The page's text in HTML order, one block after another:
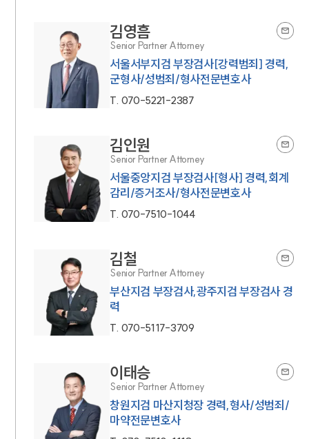
김영흠
Senior Partner Attorney
서울서부지검 부장검사[강력범죄] 경력,
군형사/성범죄/형사전문변호사
T. 070-5221-2387
김인원
Senior Partner Attorney
서울중앙지검 부장검사[형사] 경력,회계
감리/증거조사/형사전문변호사
T. 070-7510-1044
김철
Senior Partner Attorney
부산지검 부장검사,광주지검 부장검사 경
력
T. 070-5117-3709
이태승
Senior Partner Attorney
창원지검 마산지청장 경력,형사/성범죄/
마약전문변호사